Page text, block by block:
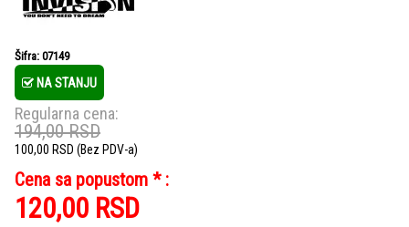
Šifra: 07149
NA STANJU
Regularna cena:
194,00RSD
100,00 RSD (Bez PDV-a)
Cena sa popustom * :
120,00 RSD